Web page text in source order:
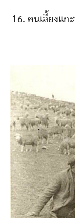
16. คนเลี้ยงแก